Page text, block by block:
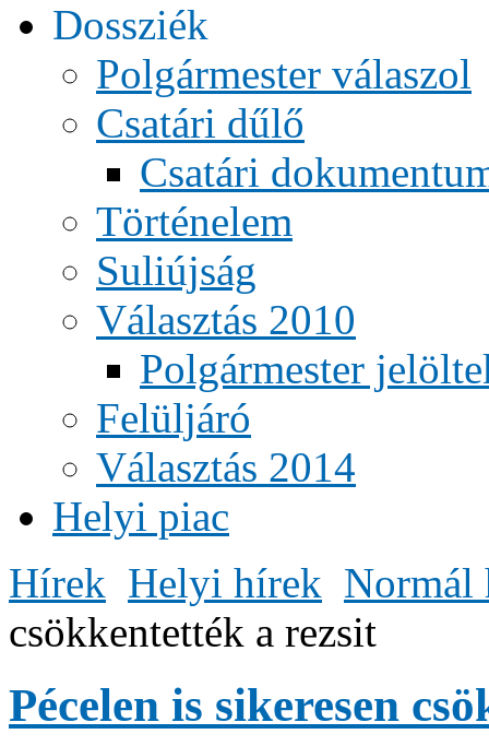
Dossziék
Polgármester válaszol
Csatári dűlő
Csatári
Történelem
Suliújság
Választás 2010
Polgármester
Felüljáró
Választás 2014
Helyi piac
Hírek Helyi hírek Normál
csökkentették a rezsit
Pécelen is sikeresen